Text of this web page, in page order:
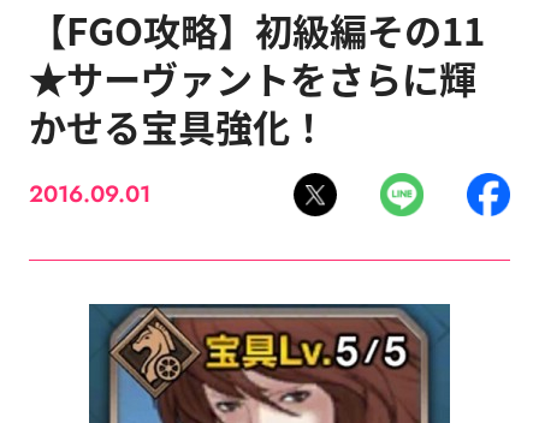
【FGO攻略】初級編その11
★サーヴァントをさらに輝
かせる宝具強化！
2016.09.01